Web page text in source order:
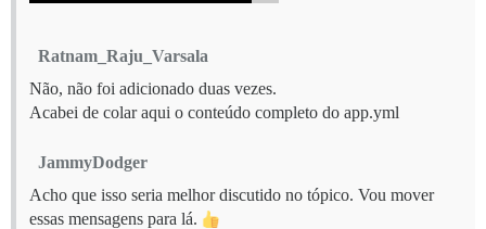
Ratnam_Raju_Varsala
Não, não foi adicionado duas vezes.
Acabei de colar aqui o conteúdo completo do app.yml
JammyDodger
Acho que isso seria melhor discutido no tópico. Vou mover
essas mensagens para lá.